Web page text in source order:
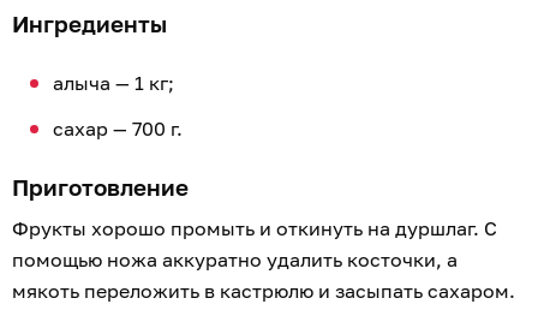
Ингредиенты
алыча — 1 кг;
сахар — 700 г.
Приготовление
Фрукты хорошо промыть и откинуть на дуршлаг. С
помощью ножа аккуратно удалить косточки, а
мякоть переложить в кастрюлю и засыпать сахаром.